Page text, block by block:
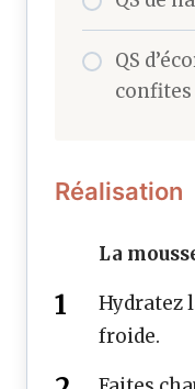
QS
confites
Réalisation
La
Hydratez
froide.